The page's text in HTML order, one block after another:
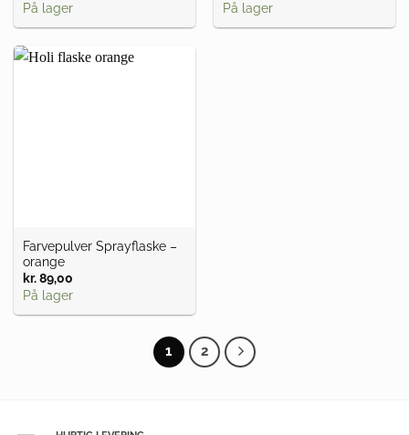
På lager
På lager
Farvepulver Sprayflaske –
orange
kr.89,00
På lager
1 2